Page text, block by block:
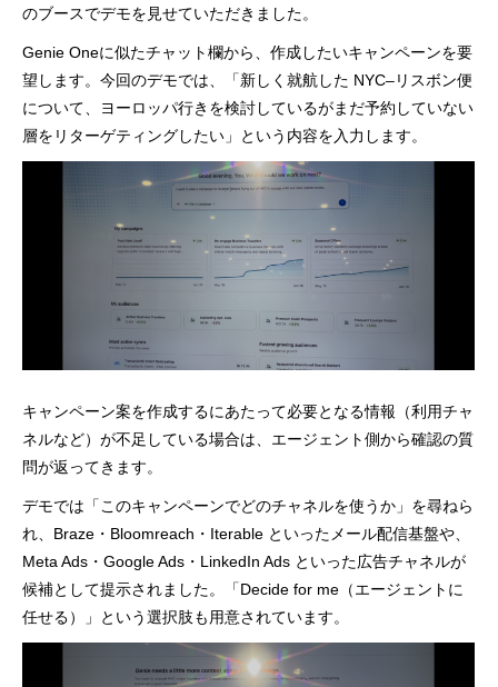
のブースでデモを見せていただきました。
Genie Oneに似たチャット欄から、作成したいキャンペーンを要
望します。今回のデモでは、「新しく就航した NYC–リスボン便
について、ヨーロッパ行きを検討しているがまだ予約していない
層をリターゲティングしたい」という内容を入力します。
キャンペーン案を作成するにあたって必要となる情報（利用チャ
ネルなど）が不足している場合は、エージェント側から確認の質
問が返ってきます。
デモでは「このキャンペーンでどのチャネルを使うか」を尋ねら
れ、Braze・Bloomreach・Iterable といったメール配信基盤や、
Meta Ads・Google Ads・LinkedIn Ads といった広告チャネルが
候補として提示されました。「Decide for me（エージェントに
任せる）」という選択肢も用意されています。